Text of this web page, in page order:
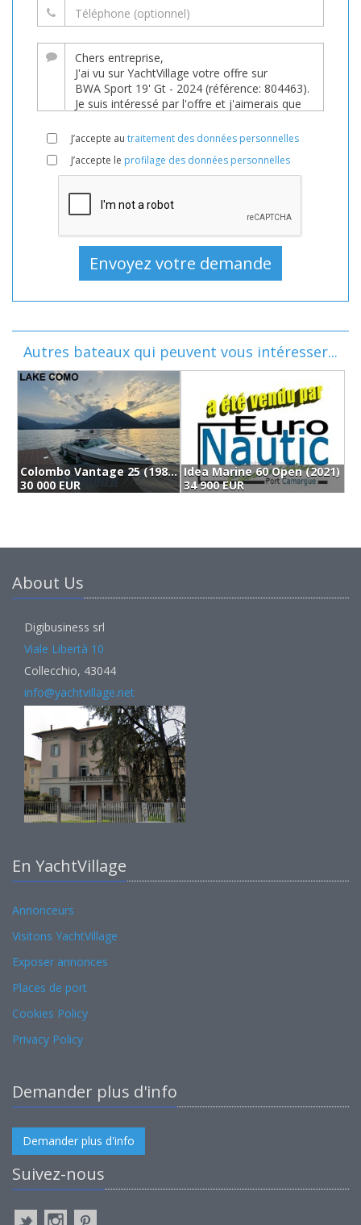
J’accepte au traitement des données personnelles
J’accepte le profilage des données personnelles
Autres bateaux qui peuvent vous intéresser...
Colombo Vantage 25 (1984)
30 000 EUR
Idea Marine 60 Open (2021)
34 900 EUR
About Us
Digibusiness srl
Viale Libertà 10
Collecchio, 43044
info@yachtvillage.net
En YachtVillage
Annonceurs
Visitons YachtVillage
Exposer annonces
Places de port
Cookies Policy
Privacy Policy
Demander plus d'info
Demander plus d'info
Suivez-nous